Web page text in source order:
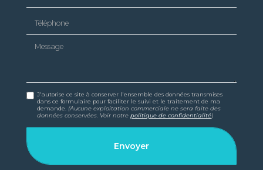
Message
J'autorise ce site à conserver l'ensemble des données transmises
dans ce formulaire pour faciliter le suivi et le traitement de ma
demande. (Aucune exploitation commerciale ne sera faite des
données conservées. Voir notrepolitique de confidentialité)